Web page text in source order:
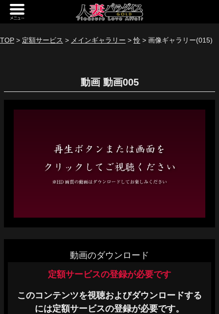
新規会員登録 ログイン
[定額] メインギャラリー
お問い合わせ
TOP > 定額サービス > メインギャラリー >怜 > 画像ギャラリー(015)
動画
動画のダウンロード
定額サービスの登録が必要です
このコンテンツを視聴およびダウンロードする
には定額サービスの登録が必要です。